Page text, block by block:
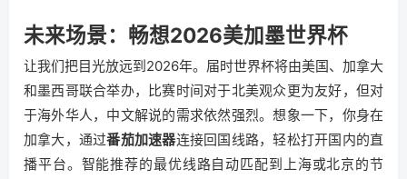
未来场景：畅想2026美加墨世界杯
让我们把目光放远到2026年。届时世界杯将由美国、加拿大
和墨西哥联合举办，比赛时间对于北美观众更为友好，但对
于海外华人，中文解说的需求依然强烈。想象一下，你身在
加拿大，通过番茄加速器连接回国线路，轻松打开国内的直
播平台。智能推荐的最优线路自动匹配到上海或北京的节